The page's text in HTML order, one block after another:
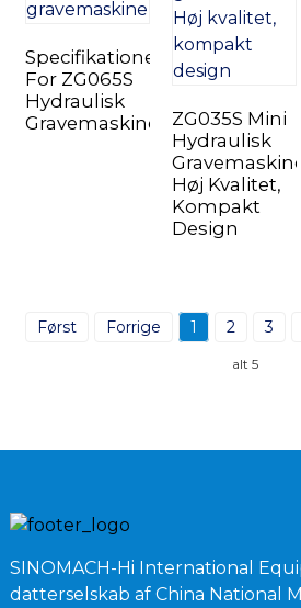
Specifikationer
For ZG065S
Hydraulisk
Gravemaskine
ZG035S Mini
Hydraulisk
Gravemaskine:
Høj Kvalitet,
Kompakt
Design
Først Forrige 1 2 3
alt 5
SINOMACH-Hi International
datterselskab af China National